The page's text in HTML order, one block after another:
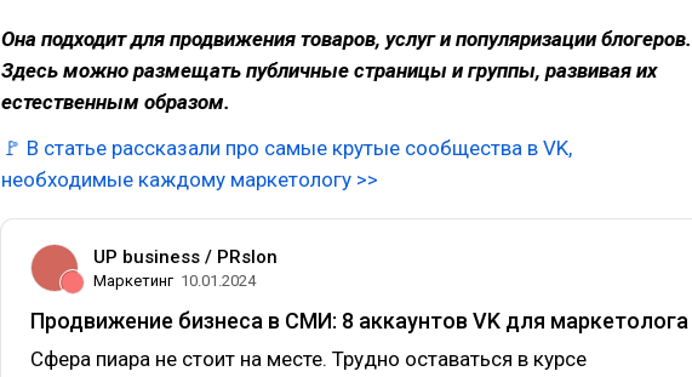
Она подходит для продвижения товаров, услуг и популяризации блогеров.
Здесь можно размещать публичные страницы и группы, развивая их
естественным образом.
🚩 В статье рассказали про самые крутые сообщества в VK,
необходимые каждому маркетологу >>
UP business / PRslon
Маркетинг 10.01.2024
Продвижение бизнеса в СМИ: 8 аккаунтов VK для маркетолога
Сфера пиара не стоит на месте. Трудно оставаться в курсе